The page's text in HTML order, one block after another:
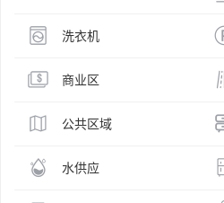
洗衣机
商业区
公共区域
水供应